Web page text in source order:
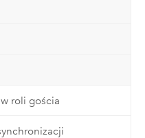
roli gościa